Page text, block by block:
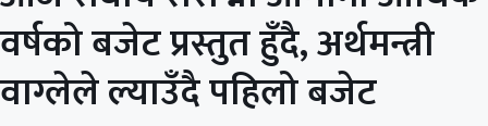
वर्षको बजेट प्रस्तुत हुँदै, अर्थमन्त्री
वाग्लेले ल्याउँदै पहिलो बजेट